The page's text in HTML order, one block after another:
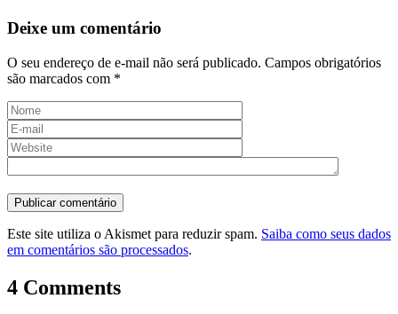
Deixe um comentário
O seu endereço de e-mail não será publicado. Campos obrigatórios
são marcados com *
Este site utiliza o Akismet para reduzir spam. Saiba como seus dados
em comentários são processados.
4 Comments